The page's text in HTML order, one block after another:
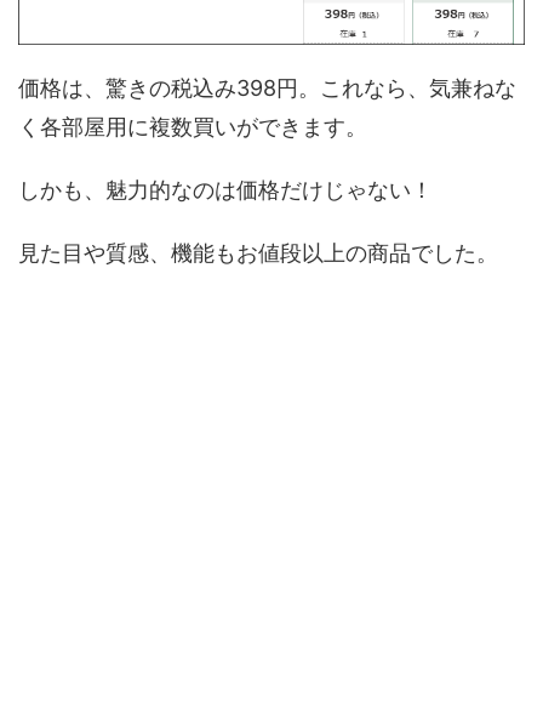
価格は、驚きの税込み398円。これなら、気兼ねな
く各部屋用に複数買いができます。
しかも、魅力的なのは価格だけじゃない！
見た目や質感、機能もお値段以上の商品でした。